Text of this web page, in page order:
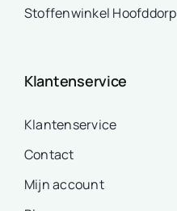
Stoffenwinkel Hoofddorp
Klantenservice
Klantenservice
Contact
Mijn account